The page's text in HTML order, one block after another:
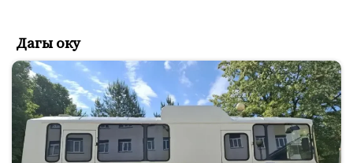
Дагы оку